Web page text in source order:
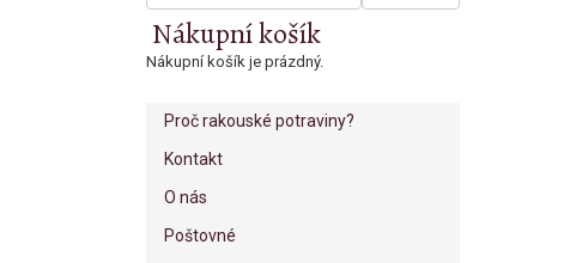
Nákupní košík
Nákupní košík je prázdný.
Proč rakouské potraviny?
Kontakt
O nás
Poštovné